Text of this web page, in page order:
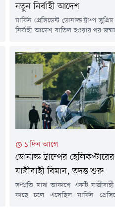
নতুন নির্বাহী আদেশ
মার্কিন প্রেসিডেন্ট ডোনাল্ড ট্রাম্প
নির্বাহী আদেশ বাতিল হওয়ার পর
করেছেন। বৃহস্পতিবার ওভাল
করার সময় ট্রাম্প বলেন, 'জন্মসূত্রে
সুপ্রিম কোর্টের সিদ্ধান্তটি খুবই
আমরা নতুন করে কিছু সমন্বয়
হাউসের ডেপুটি চিফ...
১ দিন আগে
ডোনাল্ড ট্রাম্পের
যাত্রীবাহী বিমান, তদন্ত শুরু
সম্প্রতি মাঝ আকাশে একটি
কাছে চলে এসেছিল মার্কিন